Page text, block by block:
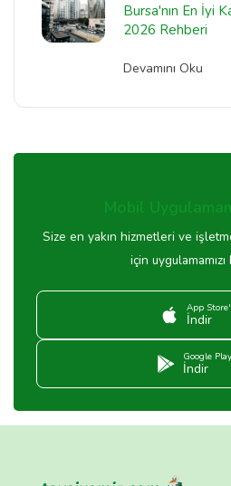
Bursa'nın En İyi
2026 Rehberi
Devamını Oku
Mobil
Size en yakın hizmetleri ve
için uygulamamızı
App
İndir
Google
İndir